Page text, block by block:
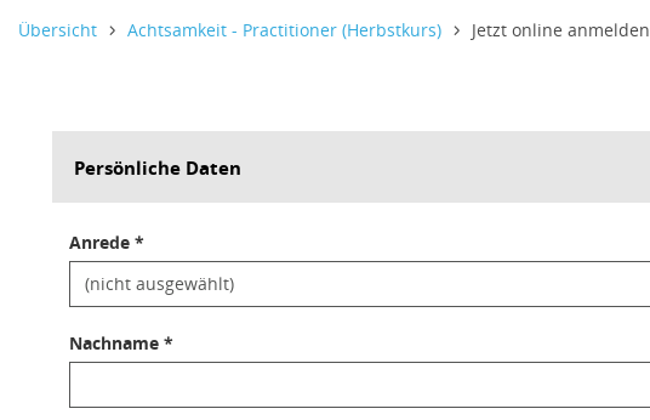
Übersicht Achtsamkeit - Practitioner (Herbstkurs) Jetzt online anmelden
Persönliche Daten
Anrede *
Nachname *